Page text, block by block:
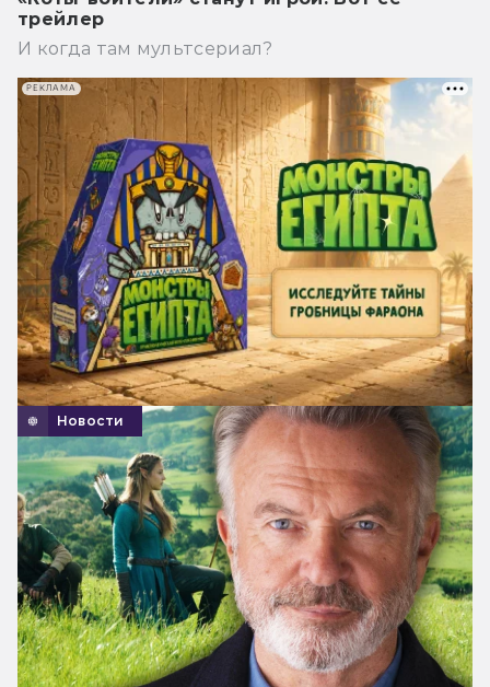
трейлер
И когда там мультсериал?
Новости
РЕКЛАМА